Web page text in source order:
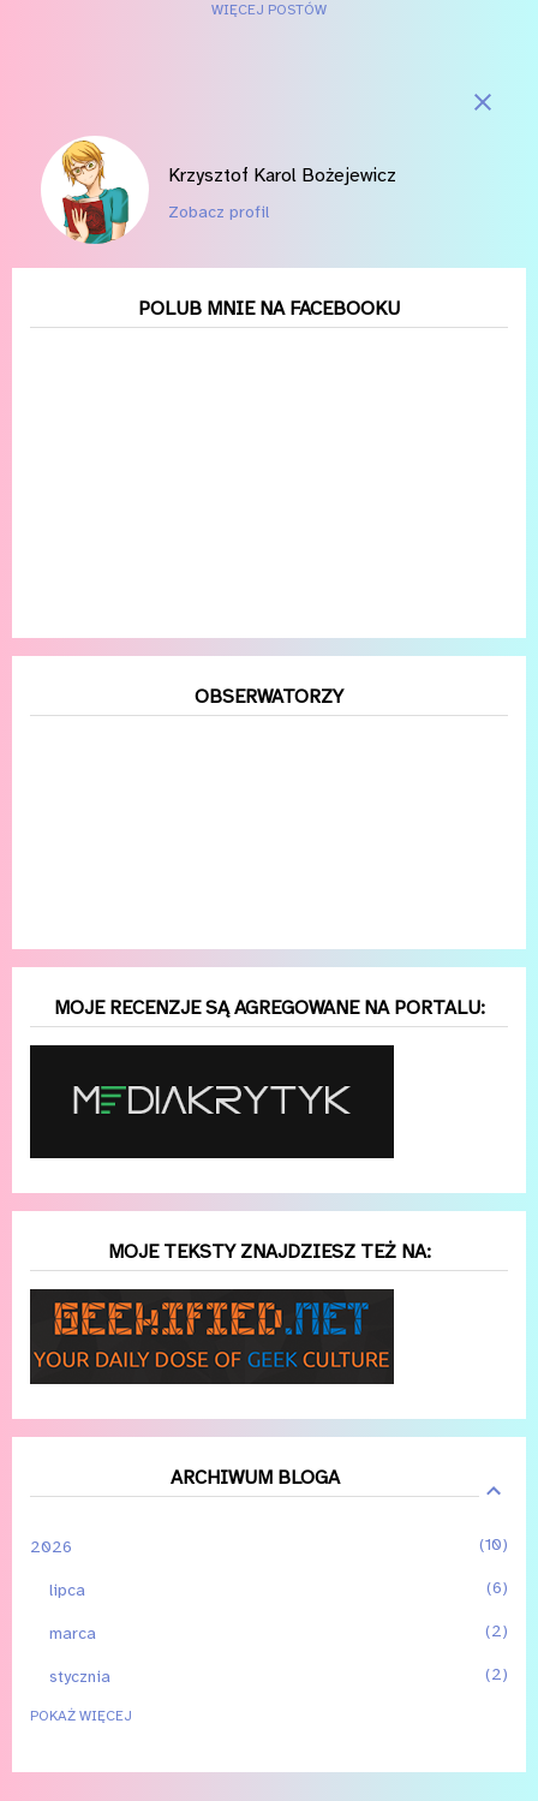
WIĘCEJ POSTÓW
Krzysztof Karol Bożejewicz
Zobacz profil
POLUB MNIE NA FACEBOOKU
OBSERWATORZY
MOJE RECENZJE SĄ AGREGOWANE NA PORTALU:
MOJE TEKSTY ZNAJDZIESZ TEŻ NA:
ARCHIWUM BLOGA
2026 10
lipca 6
marca 2
stycznia 2
2025
POKAŻ WIĘCEJ